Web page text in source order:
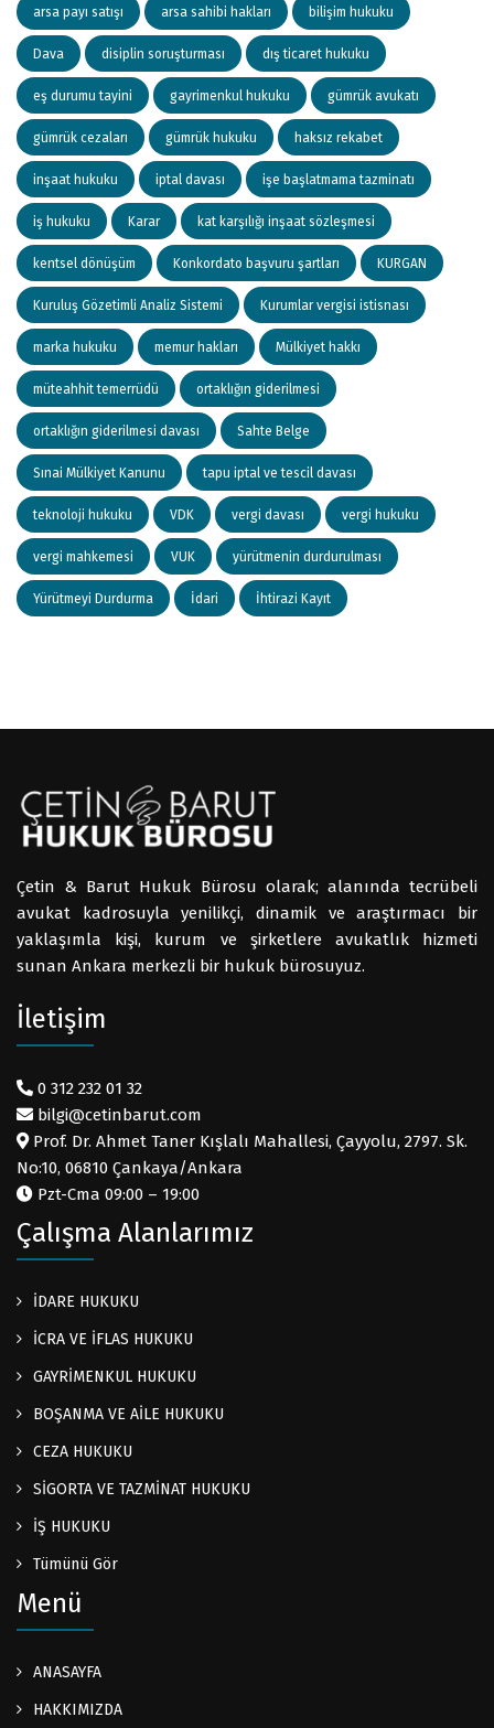
arsa payı satışı arsa sahibi hakları bilişim hukuku
Dava disiplin soruşturması dış ticaret hukuku
eş durumu tayini gayrimenkul hukuku gümrük avukatı
gümrük cezaları gümrük hukuku haksız rekabet
inşaat hukuku iptal davası işe başlatmama tazminatı
iş hukuku Karar kat karşılığı inşaat sözleşmesi
kentsel dönüşüm Konkordato başvuru şartları KURGAN
Kuruluş Gözetimli Analiz Sistemi Kurumlar vergisi istisnası
marka hukuku memur hakları Mülkiyet hakkı
müteahhit temerrüdü ortaklığın giderilmesi
ortaklığın giderilmesi davası Sahte Belge
Sınai Mülkiyet Kanunu tapu iptal ve tescil davası
teknoloji hukuku VDK vergi davası vergi hukuku
vergi mahkemesi VUK yürütmenin durdurulması
Yürütmeyi Durdurma İdari İhtirazi Kayıt
Çetin & Barut Hukuk Bürosu olarak; alanında tecrübeli
avukat kadrosuyla yenilikçi, dinamik ve araştırmacı bir
yaklaşımla kişi, kurum ve şirketlere avukatlık hizmeti
sunan Ankara merkezli bir hukuk bürosuyuz.
İletişim
0 312 232 01 32
bilgi@cetinbarut.com
Prof. Dr. Ahmet Taner Kışlalı Mahallesi, Çayyolu, 2797. Sk.
No:10, 06810 Çankaya/Ankara
Pzt-Cma 09:00 – 19:00
Çalışma Alanlarımız
İDARE HUKUKU
İCRA VE İFLAS HUKUKU
GAYRİMENKUL HUKUKU
BOŞANMA VE AİLE HUKUKU
CEZA HUKUKU
SİGORTA VE TAZMİNAT HUKUKU
İŞ HUKUKU
Tümünü Gör
Menü
ANASAYFA
HAKKIMIZDA